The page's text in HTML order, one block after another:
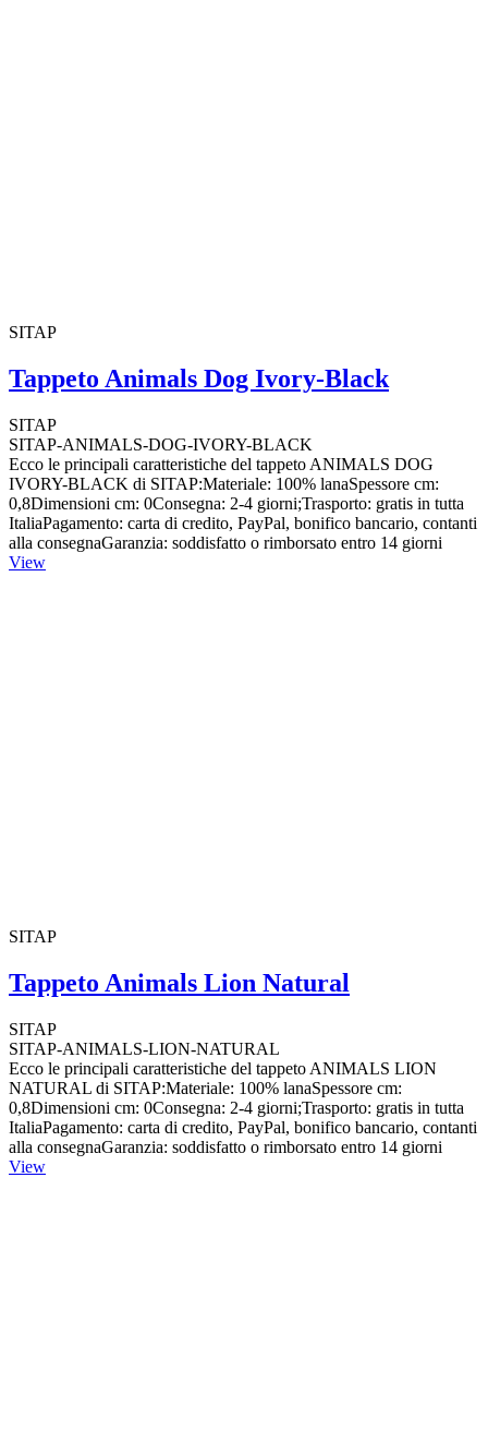
SITAP
Tappeto Animals Dog Ivory-Black
SITAP
SITAP-ANIMALS-DOG-IVORY-BLACK
Ecco le principali caratteristiche del tappeto ANIMALS DOG
IVORY-BLACK di SITAP:Materiale: 100% lanaSpessore cm:
0,8Dimensioni cm: 0Consegna: 2-4 giorni;Trasporto: gratis in tutta
ItaliaPagamento: carta di credito, PayPal, bonifico bancario, contanti
alla consegnaGaranzia: soddisfatto o rimborsato entro 14 giorni
View
SITAP
Tappeto Animals Lion Natural
SITAP
SITAP-ANIMALS-LION-NATURAL
Ecco le principali caratteristiche del tappeto ANIMALS LION
NATURAL di SITAP:Materiale: 100% lanaSpessore cm:
0,8Dimensioni cm: 0Consegna: 2-4 giorni;Trasporto: gratis in tutta
ItaliaPagamento: carta di credito, PayPal, bonifico bancario, contanti
alla consegnaGaranzia: soddisfatto o rimborsato entro 14 giorni
View